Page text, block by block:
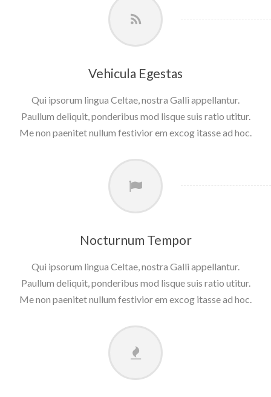
Vehicula Egestas
Qui ipsorum lingua Celtae, nostra Galli appellantur.
Paullum deliquit, ponderibus mod lisque suis ratio utitur.
Me non paenitet nullum festivior em excog itasse ad hoc.
Nocturnum Tempor
Qui ipsorum lingua Celtae, nostra Galli appellantur.
Paullum deliquit, ponderibus mod lisque suis ratio utitur.
Me non paenitet nullum festivior em excog itasse ad hoc.